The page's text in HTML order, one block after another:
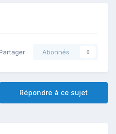
Abonnés 0
Répondre à ce sujet